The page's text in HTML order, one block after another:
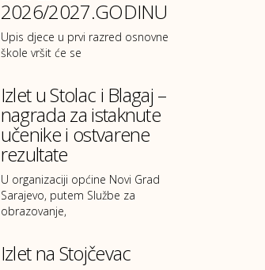
2026/2027.GODINU
Upis djece u prvi razred osnovne
škole vršit će se
Izlet u Stolac i Blagaj –
nagrada za istaknute
učenike i ostvarene
rezultate
U organizaciji općine Novi Grad
Sarajevo, putem Službe za
obrazovanje,
Izlet na Stojčevac